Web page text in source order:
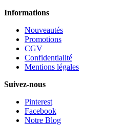
Informations
Nouveautés
Promotions
CGV
Confidentialité
Mentions légales
Suivez-nous
Pinterest
Facebook
Notre Blog